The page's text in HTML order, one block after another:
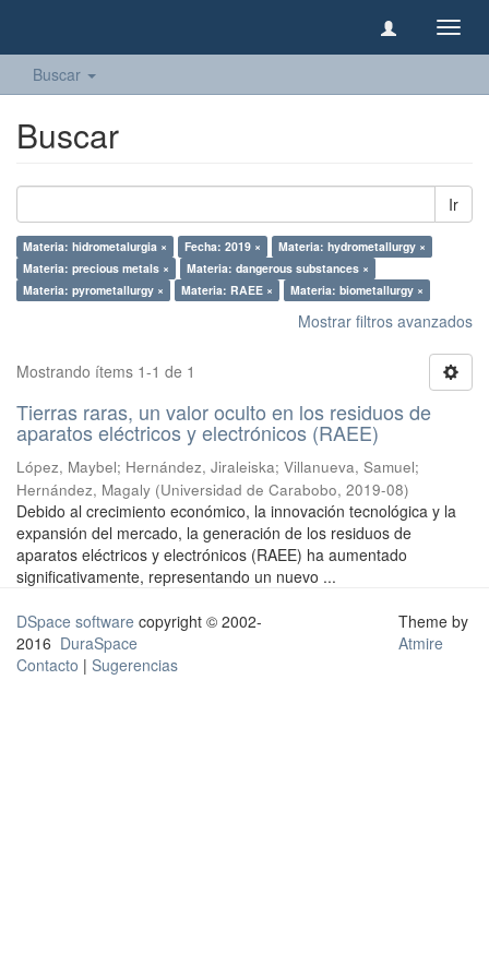
Buscar
Buscar
Ir
Materia: hidrometalurgia × Fecha: 2019 ×
Materia: hydrometallurgy ×
Materia: precious metals ×
Materia: dangerous substances ×
Materia: pyrometallurgy ×
Materia: RAEE × Materia: biometallurgy ×
Mostrar filtros avanzados
Mostrando ítems 1-1 de 1
Tierras raras, un valor oculto en los residuos de
aparatos eléctricos y electrónicos (RAEE)
López, Maybel; Hernández, Jiraleiska; Villanueva, Samuel;
Hernández, Magaly (Universidad de Carabobo, 2019-08)
Debido al crecimiento económico, la innovación tecnológica y la
expansión del mercado, la generación de los residuos de
aparatos eléctricos y electrónicos (RAEE) ha aumentado
significativamente, representando un nuevo ...
DSpace software copyright © 2002-
2016 DuraSpace
Contacto | Sugerencias
Theme by
Atmire